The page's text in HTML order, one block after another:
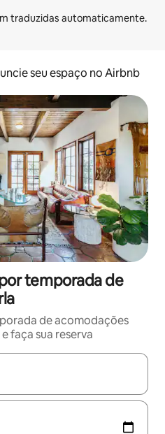
seu espaço no Airbnb
temporada de
de acomodações
faça sua reserva
disponíveis, explore-os